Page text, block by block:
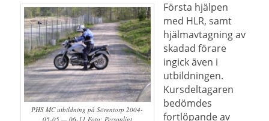
PHS MC utbildning på Sörentorp 2004-
05-05 — 06-11 Foto: Personligt
Första hjälpen
med HLR, samt
hjälmavtagning av
skadad förare
ingick även i
utbildningen.
Kursdeltagaren
bedömdes
fortlöpande av